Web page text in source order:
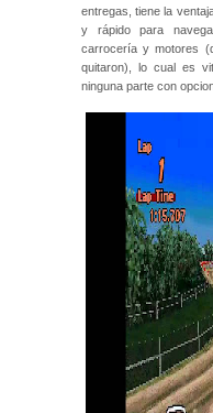
entregas, tiene la
y rápido para
carrocería y motores
quitaron), lo cual es
ninguna parte con